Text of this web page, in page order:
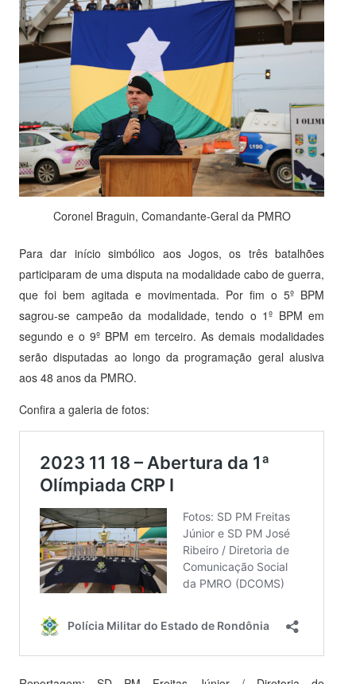
Coronel Braguin, Comandante-Geral da PMRO
Para dar início simbólico aos Jogos, os três batalhões
participaram de uma disputa na modalidade cabo de guerra,
que foi bem agitada e movimentada. Por fim o 5º BPM
sagrou-se campeão da modalidade, tendo o 1º BPM em
segundo e o 9º BPM em terceiro. As demais modalidades
serão disputadas ao longo da programação geral alusiva
aos 48 anos da PMRO.
Confira a galeria de fotos: